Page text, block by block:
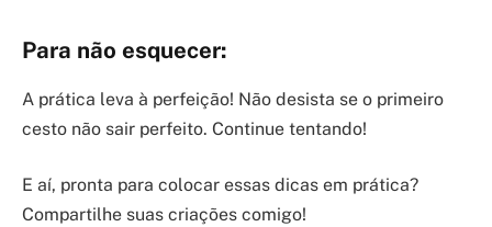
Para não esquecer:
A prática leva à perfeição! Não desista se o primeiro
cesto não sair perfeito. Continue tentando!
E aí, pronta para colocar essas dicas em prática?
Compartilhe suas criações comigo!